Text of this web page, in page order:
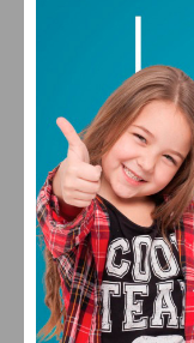
18°
29°
SEX